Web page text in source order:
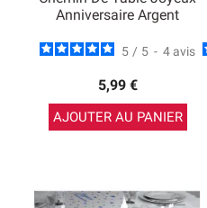
Anniversaire Argent
5 / 5 - 4 avis
5,99 €
AJOUTER AU PANIER